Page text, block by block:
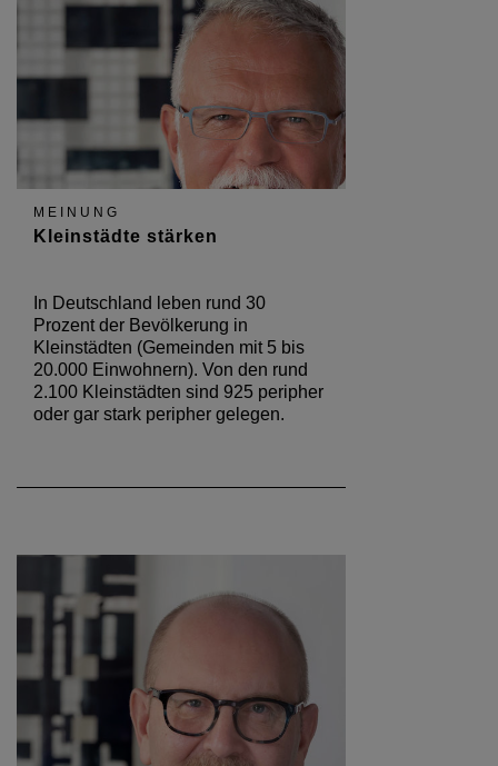
MEINUNG
Kleinstädte stärken
In Deutschland leben rund 30
Prozent der Bevölkerung in
Kleinstädten (Gemeinden mit 5 bis
20.000 Einwohnern). Von den rund
2.100 Kleinstädten sind 925 peripher
oder gar stark peripher gelegen.